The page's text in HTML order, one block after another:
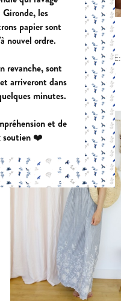
PDF:GRATUIT
AZUR
PDF:12,90 €
POCHETTE:
MUST
POCHETTE:
les
papier sont
nouvel ordre.
revanche, sont
arriveront dans
minutes.
et de
soutien ❤️